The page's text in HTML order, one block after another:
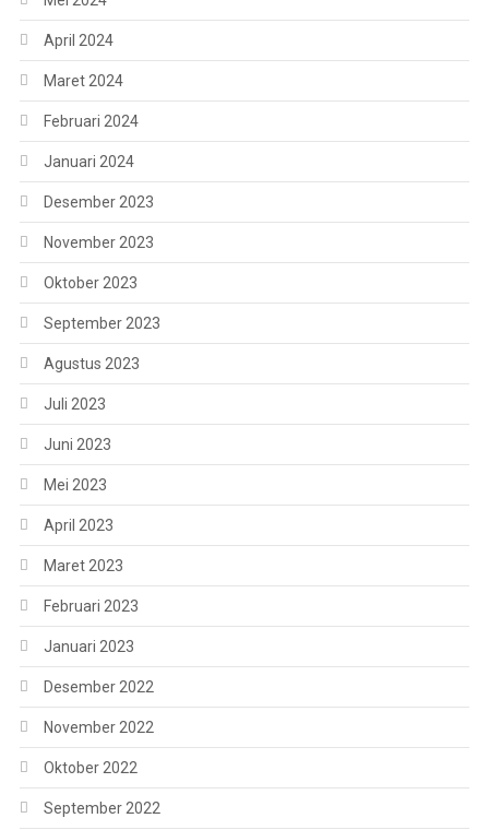
April 2024
Maret 2024
Februari 2024
Januari 2024
Desember 2023
November 2023
Oktober 2023
September 2023
Agustus 2023
Juli 2023
Juni 2023
Mei 2023
April 2023
Maret 2023
Februari 2023
Januari 2023
Desember 2022
November 2022
Oktober 2022
September 2022